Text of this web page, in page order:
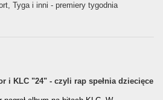
Tyga i inni - premiery tygodnia
i KLC "24" - czyli rap spełnia dziecięce